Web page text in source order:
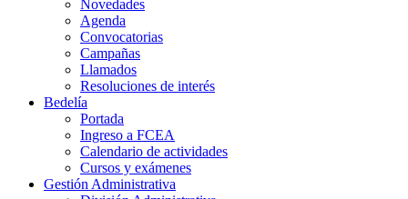
Novedades
Agenda
Convocatorias
Campañas
Llamados
Resoluciones de interés
Bedelía
Portada
Ingreso a FCEA
Calendario de actividades
Cursos y exámenes
Gestión Administrativa